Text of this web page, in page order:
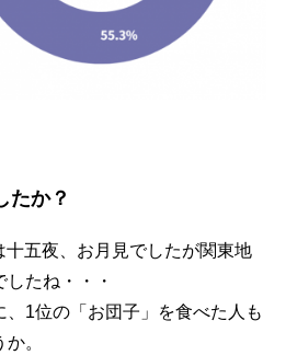
たか？
五夜、お月見でしたが関東地
たね・・・
1位の「お団子」を食べた人も
。